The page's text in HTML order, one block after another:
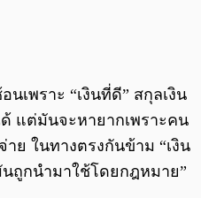
เพราะ “เงินที่ดี” สกุลเงิน
แต่มันจะหายากเพราะคน
ย ในทางตรงกันข้าม “เงิน
นถูกนำมาใช้โดยกฎหมาย”